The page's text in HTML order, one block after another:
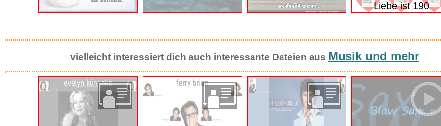
Liebe ist 190
vielleicht interessiert dich auch interessante Dateien aus Musik und mehr